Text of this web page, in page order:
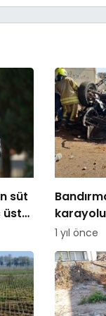
süt
üstü
1 yıl önce